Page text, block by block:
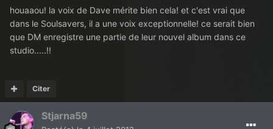
houaaou! la voix de Dave mérite bien cela! et c'est vrai que
dans le Soulsavers, il a une voix exceptionnelle! ce serait bien
que DM enregistre une partie de leur nouvel album dans ce
studio.....!!
Citer
Stjarna59